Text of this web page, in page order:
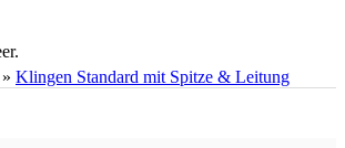
» Klingen Standard mit Spitze & Leitung